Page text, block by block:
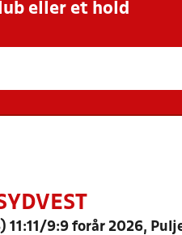
eller et hold
11:11/9:9 forår 2026,